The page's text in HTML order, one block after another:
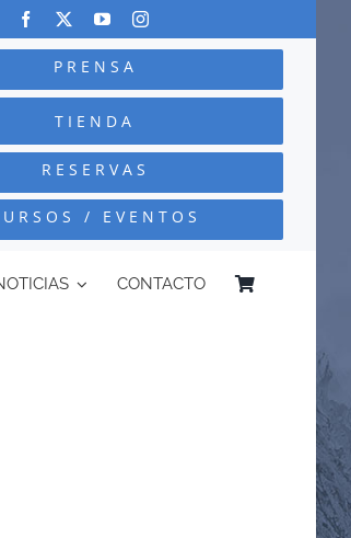
PRENSA
TIENDA
RESERVAS
/ EVENTOS
CONTACTO